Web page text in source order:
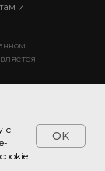
с
OK
и